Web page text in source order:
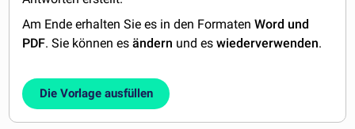
Am Ende erhalten Sie es in den FormatenWord und
PDF. Sie können esändern und eswiederverwenden.
Die Vorlage ausfüllen